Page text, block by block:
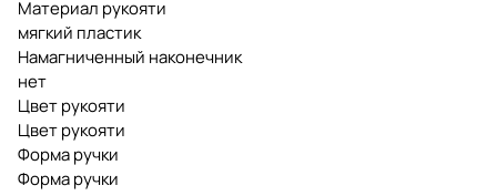
Материал рукояти
мягкий пластик
Намагниченный наконечник
нет
Цвет рукояти
Цвет рукояти
Форма ручки
Форма ручки